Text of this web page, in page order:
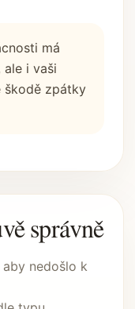
má
ale i vaši
škodě zpátky
správně
nedošlo k